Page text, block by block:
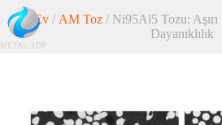
Ev/ AM Toz/ Ni95Al5 Tozu: Aşırı
Dayanıklılık